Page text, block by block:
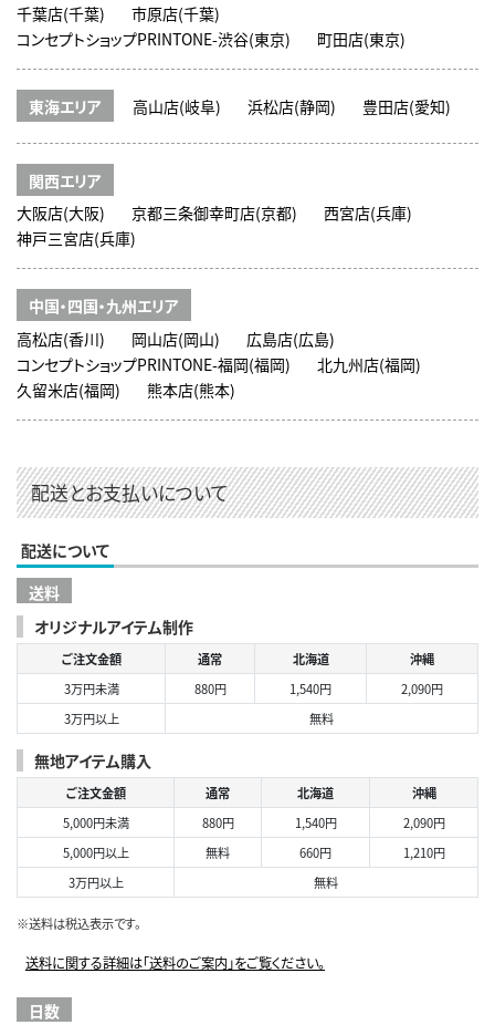
千葉店(千葉)
市原店(千葉)
コンセプトショップPRINTONE-渋谷(東京)
町田店(東京)
東海エリア 高山店(岐阜) 浜松店(静岡) 豊田店(愛知)
関西エリア
大阪店(大阪)
京都三条御幸町店(京都)
西宮店(兵庫)
神戸三宮店(兵庫)
中国・四国・九州エリア
高松店(香川)
岡山店(岡山)
広島店(広島)
コンセプトショップPRINTONE-福岡(福岡)
北九州店(福岡)
久留米店(福岡)
熊本店(熊本)
配送とお支払いについて
配送について
送料
オリジナルアイテム制作
ご注文金額 通常 北海道
沖縄
3万円未満
880円 1,540円
2,090円
3万円以上
無料
無地アイテム購入
ご注文金額 通常 北海道
沖縄
5,000円未満
880円 1,540円
2,090円
5,000円以上
無料 660円
1,210円
3万円以上
無料
※送料は税込表示です。
送料に関する詳細は「送料のご案内」をご覧ください。
日数